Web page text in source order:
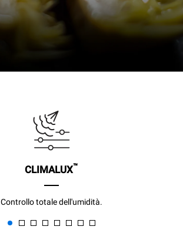
CLIMALUX™
Controllo totale dell'umidità.